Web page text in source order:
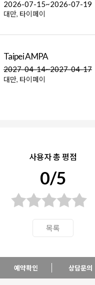
2026-07-15~2026-07-19
대만, 타이페이
Taipei AMPA
2027-04-14~2027-04-17
대만, 타이페이
사용자 총 평점
0/5
목록
예약확인 상담문의